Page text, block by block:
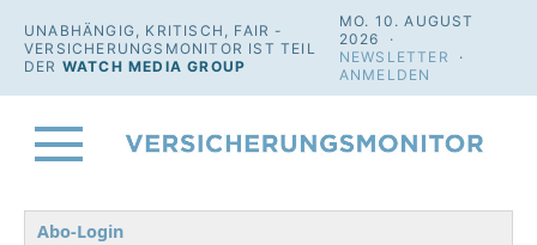
UNABHÄNGIG, KRITISCH, FAIR -
VERSICHERUNGSMONITOR IST TEIL
DER WATCH MEDIA GROUP
MO. 10. AUGUST
2026 ·
NEWSLETTER
·
ANMELDEN
Abo-Login